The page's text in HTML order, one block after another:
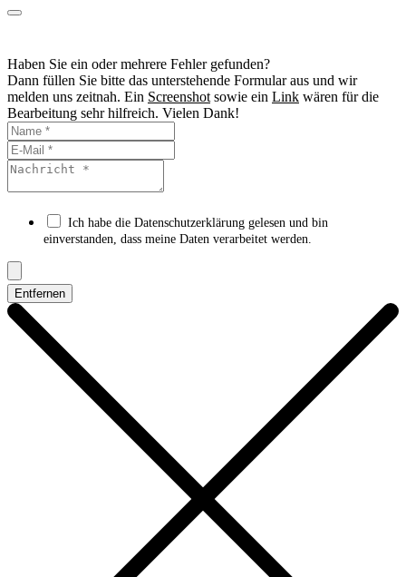
Haben Sie ein oder mehrere Fehler gefunden?
Dann füllen Sie bitte das unterstehende Formular aus und wir
melden uns zeitnah. Ein Screenshot sowie ein Link wären für die
Bearbeitung sehr hilfreich. Vielen Dank!
Ich habe die Datenschutzerklärung gelesen und bin
einverstanden, dass meine Daten verarbeitet werden.
Entfernen